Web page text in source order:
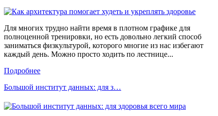
Для многих трудно найти время в плотном графике для
полноценной тренировки, но есть довольно легкий способ
заниматься физкультурой, которого многие из нас избегают
каждый день. Можно просто ходить по лестнице...
Подробнее
Большой институт данных: для з…